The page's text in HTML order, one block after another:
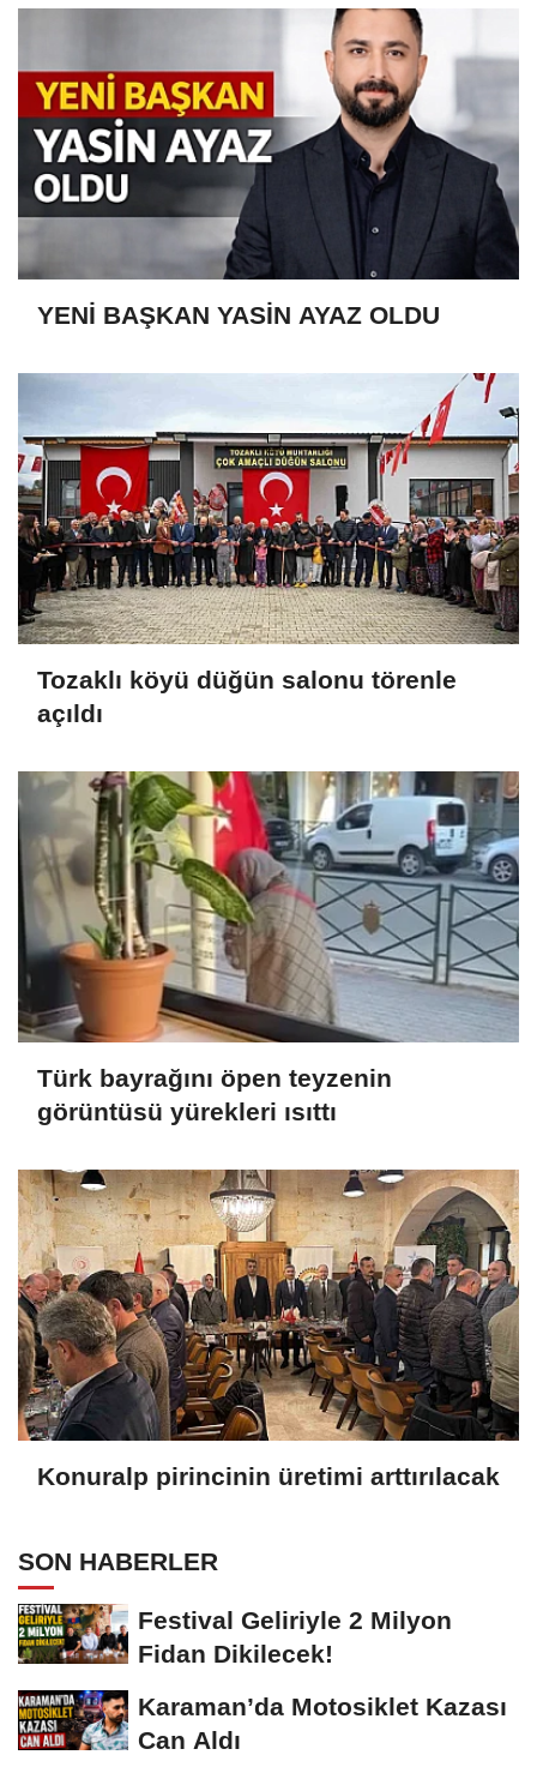
YENİ BAŞKAN YASİN AYAZ OLDU
Tozaklı köyü düğün salonu törenle
açıldı
Türk bayrağını öpen teyzenin
görüntüsü yürekleri ısıttı
Konuralp pirincinin üretimi arttırılacak
SON HABERLER
Festival Geliriyle 2 Milyon
Fidan Dikilecek!
Karaman’da Motosiklet Kazası
Can Aldı